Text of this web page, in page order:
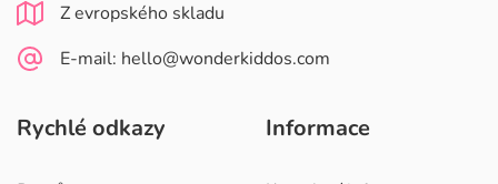
Z evropského skladu
E-mail: hello@wonderkiddos.com
Rychlé odkazy Informace